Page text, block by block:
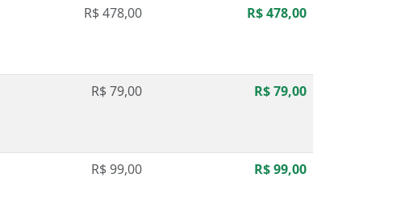
R$ 478,00 R$ 478,00
R$ 79,00 R$ 79,00
R$ 99,00 R$ 99,00